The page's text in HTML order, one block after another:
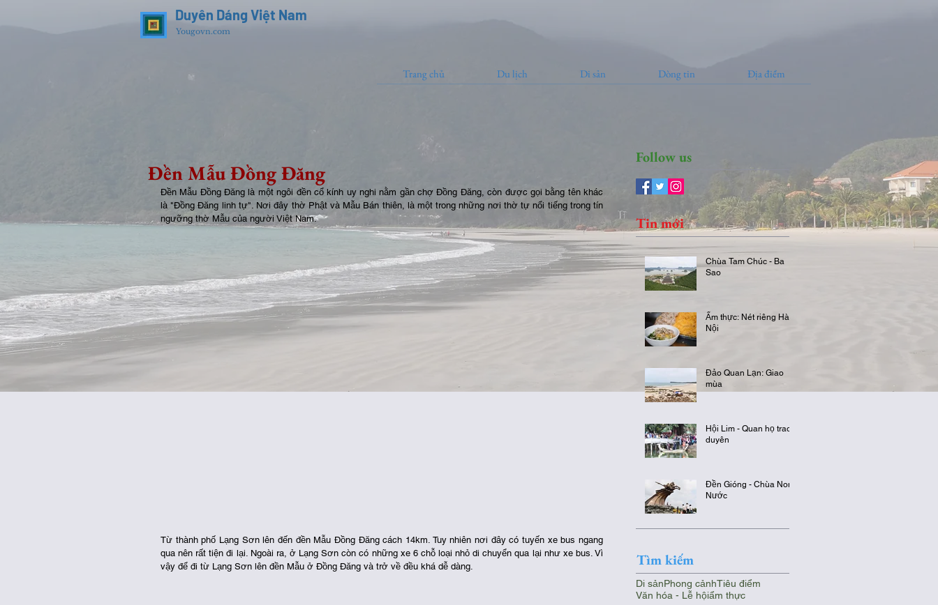
Duyên Dáng Việt Nam
Yougovn.com
Trang chủ Du lịch Di sản Dòng tin Địa điểm
Đền Mẫu Đồng Đăng
Đền Mẫu Đồng Đăng là một ngôi đền cổ kính uy nghi nằm gần chợ Đồng Đăng, còn được gọi bằng tên khác
là "Đồng Đăng linh tự". Nơi đây thờ Phật và Mẫu Bán thiên, là một trong những nơi thờ tự nổi tiếng trong tín
ngưỡng thờ Mẫu của người Việt Nam.
Từ thành phố Lạng Sơn lên đến đền Mẫu Đồng Đăng cách 14km. Tuy nhiên nơi đây có tuyến xe bus ngang
qua nên rất tiện đi lại. Ngoài ra, ở Lạng Sơn còn có những xe 6 chỗ loại nhỏ di chuyển qua lại như xe bus. Vì
vậy để đi từ Lạng Sơn lên đền Mẫu ở Đồng Đăng và trở về đều khá dễ dàng.
Follow us
Tin mới
Chùa Tam Chúc - Ba
Sao
Ẩm thực: Nét riêng Hà
Nội
Đảo Quan Lạn: Giao
mùa
Hội Lim - Quan họ trao
duyên
Đền Gióng - Chùa Non
Nước
Tìm kiếm
Di sảnPhong cảnhTiêu điểm
Văn hóa - Lễ hộiẩm thực